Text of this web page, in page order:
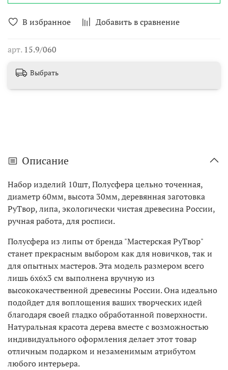
В избранное Добавить в сравнение
арт. 15.9/060
Выбрать
Описание
Набор изделий 10шт, Полусфера цельно точенная,
диаметр 60мм, высота 30мм, деревянная заготовка
РуТвор, липа, экологически чистая древесина России,
ручная работа, для росписи.
Полусфера из липы от бренда "Мастерская РуТвор"
станет прекрасным выбором как для новичков, так и
для опытных мастеров. Эта модель размером всего
лишь 6х6х3 см выполнена вручную из
высококачественной древесины России. Она идеально
подойдет для воплощения ваших творческих идей
благодаря своей гладко обработанной поверхности.
Натуральная красота дерева вместе с возможностью
индивидуального оформления делает этот товар
отличным подарком и незаменимым атрибутом
любого интерьера.